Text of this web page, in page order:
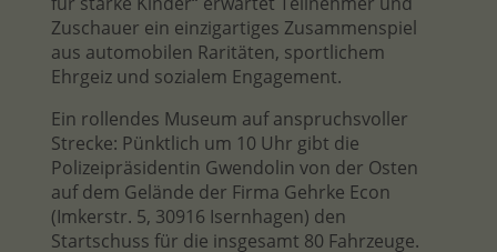
Zuschauer ein einzigartiges Zusammenspiel
aus automobilen Raritäten, sportlichem
Ehrgeiz und sozialem Engagement.
Ein rollendes Museum auf anspruchsvoller
Strecke: Pünktlich um 10 Uhr gibt die
Polizeipräsidentin Gwendolin von der Osten
auf dem Gelände der Firma Gehrke Econ
(Imkerstr. 5, 30916 Isernhagen) den
Startschuss für die insgesamt 80 Fahrzeuge.